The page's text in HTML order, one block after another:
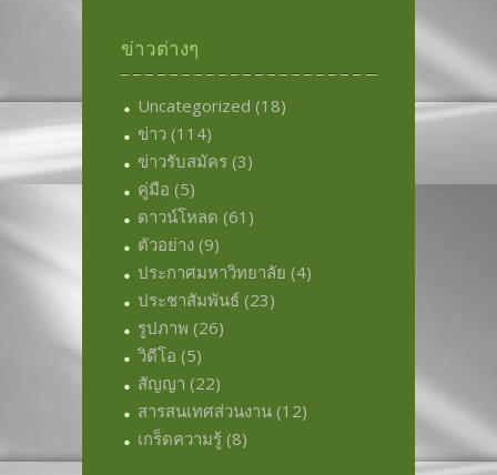
ข่าวต่างๆ
Uncategorized (18)
ข่าว (114)
ข่าวรับสมัคร (3)
คู่มือ (5)
ดาวน์โหลด (61)
ตัวอย่าง (9)
ประกาศมหาวิทยาลัย (4)
ประชาสัมพันธ์ (23)
รูปภาพ (26)
วิดีโอ (5)
สัญญา (22)
สารสนเทศส่วนงาน (12)
เกร็ดความรู้ (8)